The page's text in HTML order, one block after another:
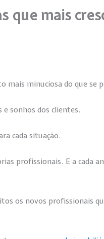
que mais
minuciosa do que se
sonhos dos clientes.
cada situação.
profissionais. E a cada
os novos profissionais